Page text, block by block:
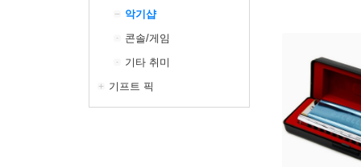
악기샵
콘솔/게임
기타 취미
기프트 픽